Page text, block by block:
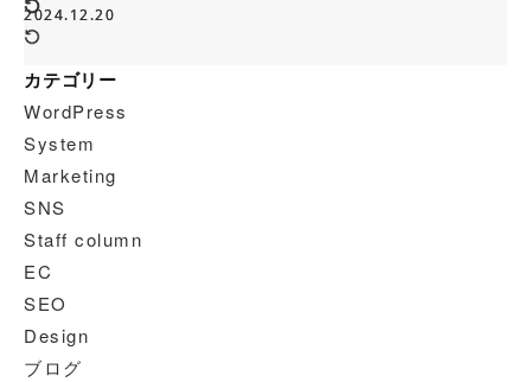
2024.12.20
2024.12.20
ペ
ー
ジ
送
り
カテゴリー
WordPress
System
Marketing
SNS
Staff column
EC
SEO
Design
ブログ